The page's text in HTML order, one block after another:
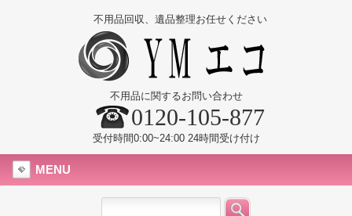
不用品回収、遺品整理お任せください
不用品に関するお問い合わせ
0120-105-877
受付時間0:00~24:00 24時間受け付け
MENU